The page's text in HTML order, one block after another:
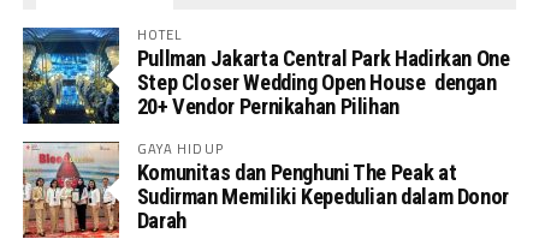
HOTEL
Pullman Jakarta Central Park Hadirkan One
Step Closer Wedding Open House dengan
20+ Vendor Pernikahan Pilihan
GAYA HIDUP
Komunitas dan Penghuni The Peak at
Sudirman Memiliki Kepedulian dalam Donor
Darah